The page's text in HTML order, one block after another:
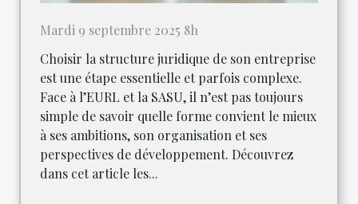
Mardi 9 septembre 2025 8h
Choisir la structure juridique de son entreprise
est une étape essentielle et parfois complexe.
Face à l’EURL et la SASU, il n’est pas toujours
simple de savoir quelle forme convient le mieux
à ses ambitions, son organisation et ses
perspectives de développement. Découvrez
dans cet article les...